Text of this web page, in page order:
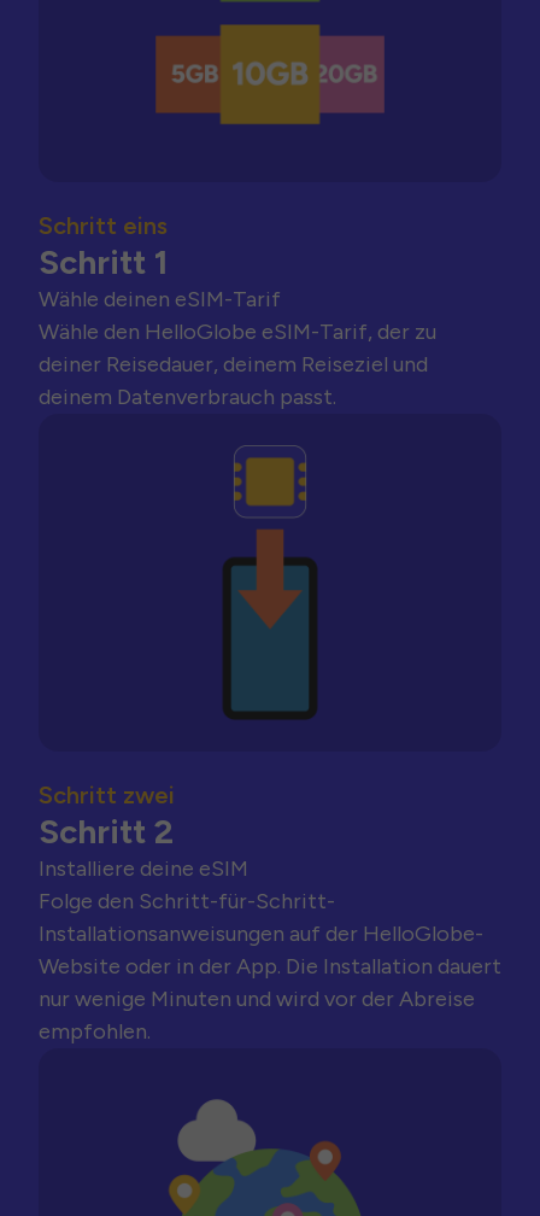
Schritt eins
Schritt 1
Wähle deinen eSIM-Tarif
Wähle den HelloGlobe eSIM-Tarif, der zu
deiner Reisedauer, deinem Reiseziel und
deinem Datenverbrauch passt.
Schritt zwei
Schritt 2
Installiere deine eSIM
Folge den Schritt-für-Schritt-
Installationsanweisungen auf der HelloGlobe-
Website oder in der App. Die Installation dauert
nur wenige Minuten und wird vor der Abreise
empfohlen.